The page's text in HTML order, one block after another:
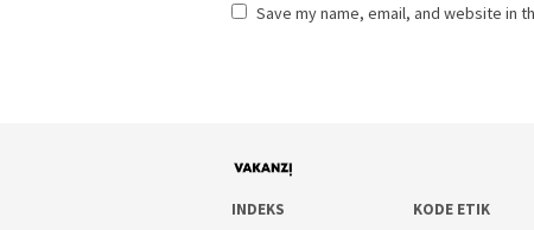
Save my name, email, and website in
INDEKS KODE ETIK